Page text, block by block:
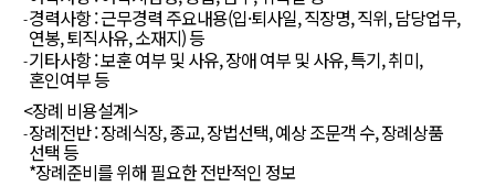
경력사항 : 근무경력 주요내용(입·퇴사일, 직장명, 직위, 담당업무,
연봉, 퇴직사유, 소재지) 등
기타사항 : 보훈 여부 및 사유, 장애 여부 및 사유, 특기, 취미,
혼인여부 등
<장례 비용설계>
장례전반 : 장례식장, 종교, 장법선택, 예상 조문객 수, 장례상품
선택 등
*장례준비를 위해 필요한 전반적인 정보